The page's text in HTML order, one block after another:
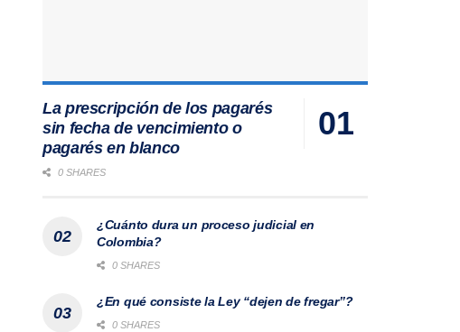
La prescripción de los pagarés
sin fecha de vencimiento o
pagarés en blanco
0 SHARES
¿Cuánto dura un proceso judicial en
Colombia?
0 SHARES
¿En qué consiste la Ley “dejen de fregar”?
0 SHARES